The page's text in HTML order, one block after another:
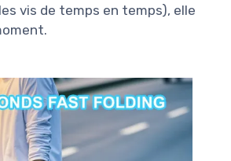
vis de temps en temps), elle